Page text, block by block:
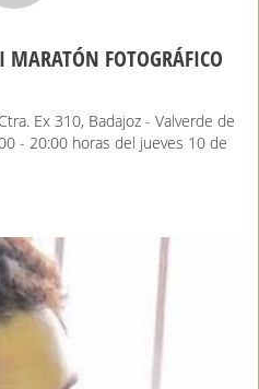
FOTOGRÁFICO
Ex 310, Badajoz - Valverde de
- 20:00 horas del jueves 10 de